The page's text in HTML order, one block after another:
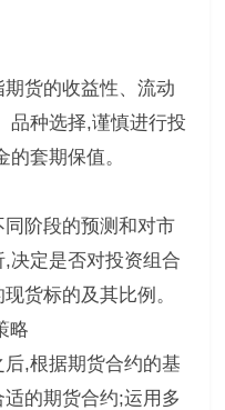
货的收益性、流动
品种选择,谨慎进行投
套期保值。
阶段的预测和对市
决定是否对投资组合
货标的及其比例。
略
,根据期货合约的基
的期货合约;运用多